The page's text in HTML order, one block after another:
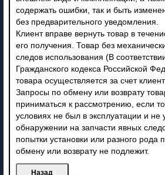
содержать ошибки, так и быть
без предварительного уведомления.
Клиент вправе вернуть товар в
его получения. Товар без
следов использования (В
Гражданского кодекса Российской
товара осуществляется за счет
Запросы по обмену или возврату
приниматься к рассмотрению, если
условиях не был в эксплуатации и не
обнаружении на запчасти явных
попытки установки или разного рода
обмену или возврату не подлежит.